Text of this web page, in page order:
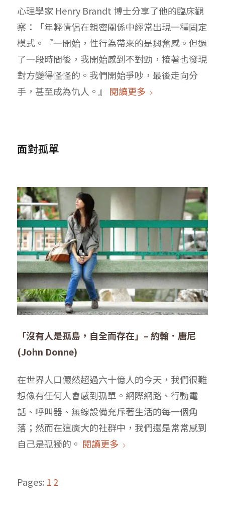
心理學家 Henry Brandt 博士分享了他的臨床觀
察：「年輕情侶在親密關係中經常出現一種固定
模式。『一開始，性行為帶來的是興奮感。但過
了一段時間後，我開始感到不對勁，接著也發現
對方變得怪怪的。我們開始爭吵，最後走向分
手，甚至成為仇人。』 閱讀更多
面對孤單
「沒有人是孤島，自全而存在」– 約翰．唐尼
(John Donne)
在世界人口儼然超過六十億人的今天，我們很難
想像有任何人會感到孤單。網際網路、行動電
話、呼叫器、無線設備充斥著生活的每一個角
落；然而在這廣大的社群中，我們還是常常感到
自己是孤獨的。 閱讀更多
Pages: 1 2